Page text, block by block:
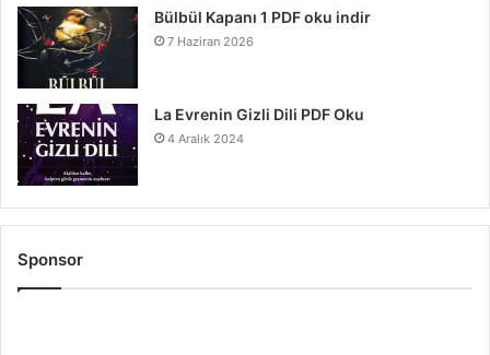
Bülbül Kapanı 1 PDF oku indir
7 Haziran 2026
La Evrenin Gizli Dili PDF Oku
4 Aralık 2024
Sponsor